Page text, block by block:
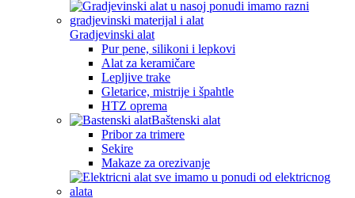
Gradjevinski alat
Pur pene, silikoni i lepkovi
Alat za keramičare
Lepljive trake
Gletarice, mistrije i špahtle
HTZ oprema
Baštenski alat
Pribor za trimere
Sekire
Makaze za orezivanje